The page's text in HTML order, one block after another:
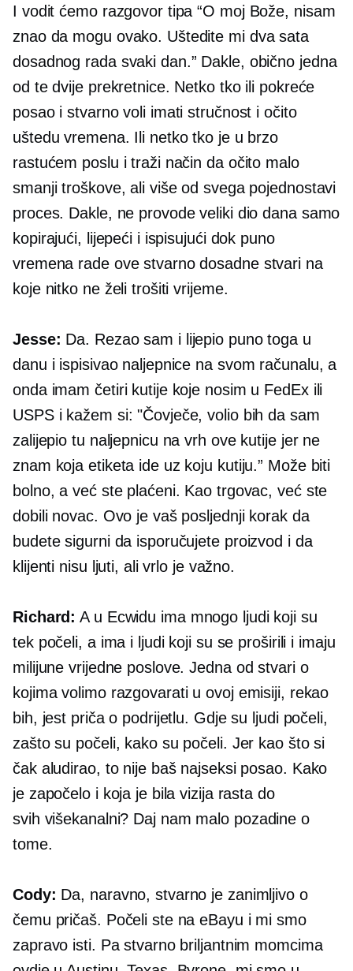
I vodit ćemo razgovor tipa “O moj Bože, nisam
znao da mogu ovako. Uštedite mi dva sata
dosadnog rada svaki dan.” Dakle, obično jedna
od te dvije prekretnice. Netko tko ili pokreće
posao i stvarno voli imati stručnost i očito
uštedu vremena. Ili netko tko je u brzo
rastućem poslu i traži način da očito malo
smanji troškove, ali više od svega pojednostavi
proces. Dakle, ne provode veliki dio dana samo
kopirajući, lijepeći i ispisujući dok puno
vremena rade ove stvarno dosadne stvari na
koje nitko ne želi trošiti vrijeme.
Jesse: Da. Rezao sam i lijepio puno toga u
danu i ispisivao naljepnice na svom računalu, a
onda imam četiri kutije koje nosim u FedEx ili
USPS i kažem si: "Čovječe, volio bih da sam
zalijepio tu naljepnicu na vrh ove kutije jer ne
znam koja etiketa ide uz koju kutiju.” Može biti
bolno, a već ste plaćeni. Kao trgovac, već ste
dobili novac. Ovo je vaš posljednji korak da
budete sigurni da isporučujete proizvod i da
klijenti nisu ljuti, ali vrlo je važno.
Richard: A u Ecwidu ima mnogo ljudi koji su
tek počeli, a ima i ljudi koji su se proširili i imaju
milijune vrijedne poslove. Jedna od stvari o
kojima volimo razgovarati u ovoj emisiji, rekao
bih, jest priča o podrijetlu. Gdje su ljudi počeli,
zašto su počeli, kako su počeli. Jer kao što si
čak aludirao, to nije baš najseksi posao. Kako
je započelo i koja je bila vizija rasta do
svih višekanalni? Daj nam malo pozadine o
tome.
Cody: Da, naravno, stvarno je zanimljivo o
čemu pričaš. Počeli ste na eBayu i mi smo
zapravo isti. Pa stvarno briljantnim momcima